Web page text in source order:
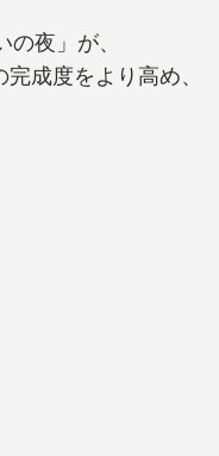
夜」が、
成度をより高め、